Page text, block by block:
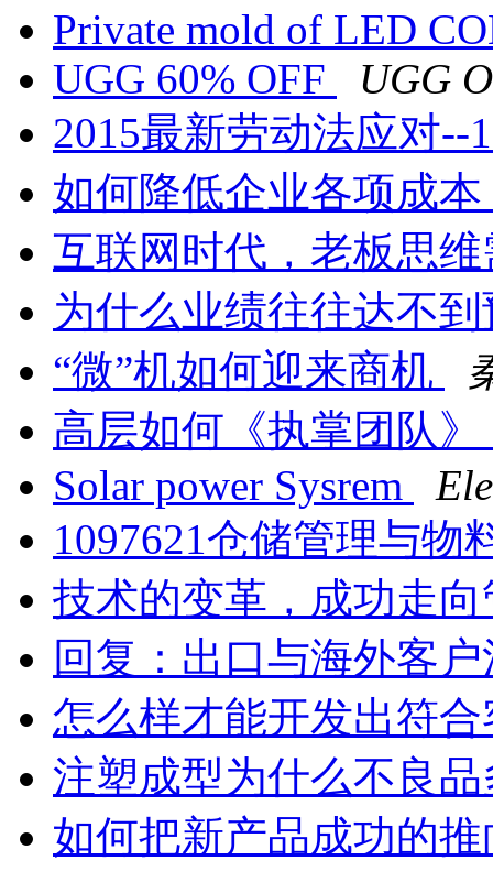
Private mold of LED
UGG 60% OFF
UGG
2015最新劳动法应对--
如何降低企业各项成本
互联网时代，老板思
为什么业绩往往达不
“微”机如何迎来商机
高层如何《执掌团队》
Solar power Sysrem
1097621仓储管理与物
技术的变革，成功走
回复：出口与海外客
怎么样才能开发出符
注塑成型为什么不良
如何把新产品成功的